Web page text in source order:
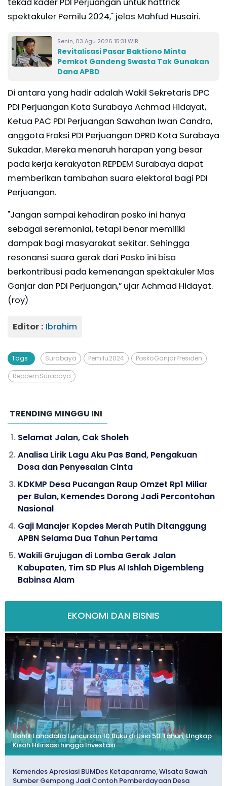
spektakuler Pemilu 2024," jelas Mahfud Husairi.
Senin, 03 Agu 2026 15:31 WIB
Revitalisasi Pasar Baktiono Minta
Pemkot Gandeng Swasta Tak Gunakan
Dana APBD
Di antara yang hadir adalah Wakil Sekretaris DPC
PDI Perjuangan Kota Surabaya Achmad Hidayat,
Ketua PAC PDI Perjuangan Sawahan Iwan Candra,
anggota Fraksi PDI Perjuangan DPRD Kota Surabaya
Sukadar. Mereka menaruh harapan yang besar
pada kerja kerakyatan REPDEM Surabaya dapat
memberikan tambahan suara elektoral bagi PDI
Perjuangan.
"Jangan sampai kehadiran posko ini hanya
sebagai seremonial, tetapi benar memiliki
dampak bagi masyarakat sekitar. Sehingga
resonansi suara gerak dari Posko ini bisa
berkontribusi pada kemenangan spektakuler Mas
Ganjar dan PDI Perjuangan,” ujar Achmad Hidayat.
(roy)
Editor : Ibrahim
Tags : Surabaya Pemilu 2024 Posko Ganjar Presiden
Repdem Surabaya
TRENDING MINGGU INI
Selamat Jalan, Cak Sholeh
Analisa Lirik Lagu Aku Pas Band, Pengakuan
Dosa dan Penyesalan Cinta
KDKMP Desa Pucangan Raup Omzet Rp1 Miliar
per Bulan, Kemendes Dorong Jadi Percontohan
Nasional
Gaji Manajer Kopdes Merah Putih Ditanggung
APBN Selama Dua Tahun Pertama
Wakili Grujugan di Lomba Gerak Jalan
Kabupaten, Tim SD Plus Al Ishlah Digembleng
Babinsa Alam
EKONOMI DAN BISNIS
Bahlil Lahadalia Luncurkan 10 Buku di Usia 50 Tahun, Ungkap
Kisah Hilirisasi hingga Investasi
Kemendes Apresiasi BUMDes Ketapanrame, Wisata Sawah
Sumber Gempong Jadi Contoh Pemberdayaan Desa